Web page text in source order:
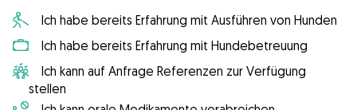
Ich habe bereits Erfahrung mit Ausführen von Hunden
Ich habe bereits Erfahrung mit Hundebetreuung
Ich kann auf Anfrage Referenzen zur Verfügung
stellen